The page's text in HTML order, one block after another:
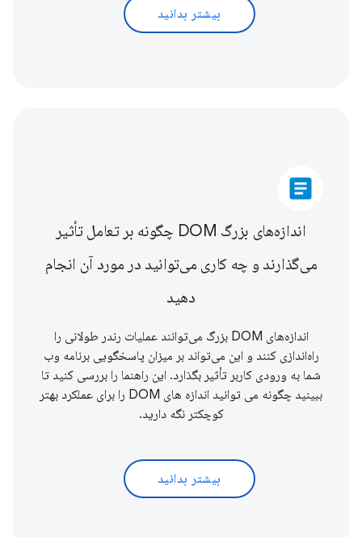
بیشتر بدانید
article
اندازه‌های بزرگ DOM چگونه بر تعامل تأثیر
می‌گذارند و چه کاری می‌توانید در مورد آن انجام
دهید
اندازه‌های DOM بزرگ می‌توانند عملیات رندر طولانی را
راه‌اندازی کنند و این می‌تواند بر میزان پاسخگویی برنامه وب
شما به ورودی کاربر تأثیر بگذارد. این راهنما را بررسی کنید تا
ببینید چگونه می توانید اندازه های DOM را برای عملکرد بهتر
کوچکتر نگه دارید.
بیشتر بدانید